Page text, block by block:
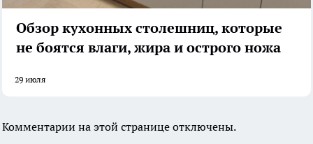
Обзор кухонных столешниц, которые
не боятся влаги, жира и острого ножа
29 июля
Комментарии на этой странице отключены.